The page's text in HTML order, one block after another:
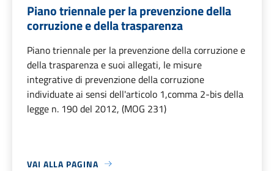
Piano triennale per la prevenzione della
corruzione e della trasparenza
Piano triennale per la prevenzione della corruzione e
della trasparenza e suoi allegati, le misure
integrative di prevenzione della corruzione
individuate ai sensi dell'articolo 1,comma 2-bis della
legge n. 190 del 2012, (MOG 231)
VAI ALLA PAGINA